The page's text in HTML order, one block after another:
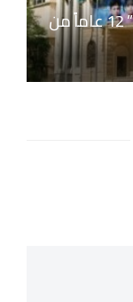
كابوس النتائج.. حين تختزل “البكالوريا” 12 عاماً من